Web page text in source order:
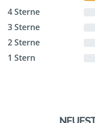
4 Sterne
3 Sterne
2 Sterne
1 Stern